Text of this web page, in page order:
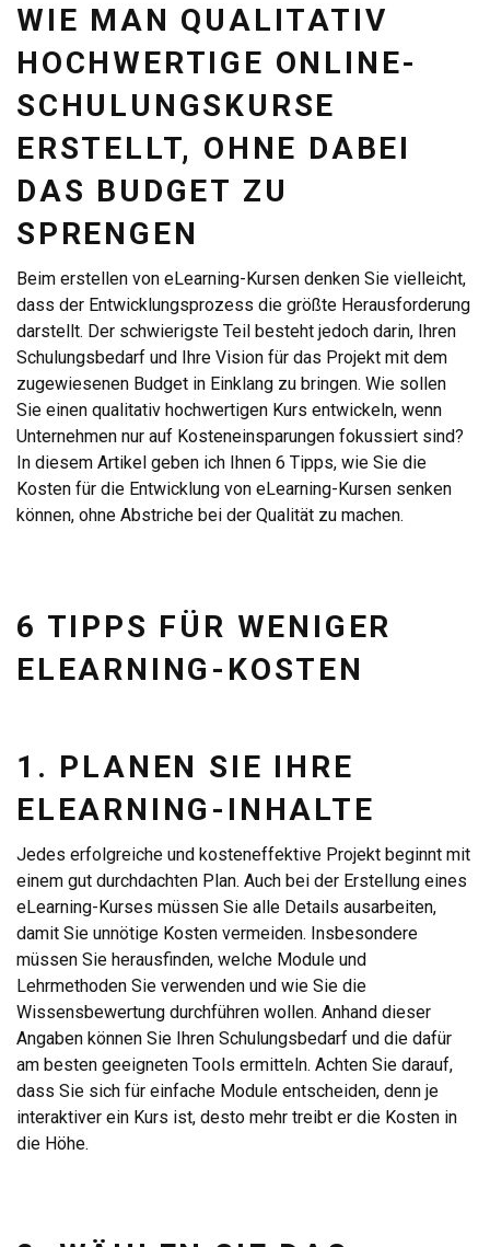
WIE MAN QUALITATIV
HOCHWERTIGE ONLINE-
SCHULUNGSKURSE
ERSTELLT, OHNE DABEI
DAS BUDGET ZU
SPRENGEN
Beim erstellen von eLearning-Kursen denken Sie vielleicht,
dass der Entwicklungsprozess die größte Herausforderung
darstellt. Der schwierigste Teil besteht jedoch darin, Ihren
Schulungsbedarf und Ihre Vision für das Projekt mit dem
zugewiesenen Budget in Einklang zu bringen. Wie sollen
Sie einen qualitativ hochwertigen Kurs entwickeln, wenn
Unternehmen nur auf Kosteneinsparungen fokussiert sind?
In diesem Artikel geben ich Ihnen 6 Tipps, wie Sie die
Kosten für die Entwicklung von eLearning-Kursen senken
können, ohne Abstriche bei der Qualität zu machen.
6 TIPPS FÜR WENIGER
ELEARNING-KOSTEN
1. PLANEN SIE IHRE
ELEARNING-INHALTE
Jedes erfolgreiche und kosteneffektive Projekt beginnt mit
einem gut durchdachten Plan. Auch bei der Erstellung eines
eLearning-Kurses müssen Sie alle Details ausarbeiten,
damit Sie unnötige Kosten vermeiden. Insbesondere
müssen Sie herausfinden, welche Module und
Lehrmethoden Sie verwenden und wie Sie die
Wissensbewertung durchführen wollen. Anhand dieser
Angaben können Sie Ihren Schulungsbedarf und die dafür
am besten geeigneten Tools ermitteln. Achten Sie darauf,
dass Sie sich für einfache Module entscheiden, denn je
interaktiver ein Kurs ist, desto mehr treibt er die Kosten in
die Höhe.